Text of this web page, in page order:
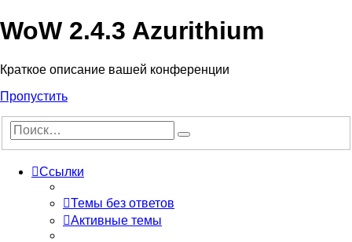
WoW 2.4.3 Azurithium
Краткое описание вашей конференции
Пропустить
Ссылки
Темы без ответов
Активные темы